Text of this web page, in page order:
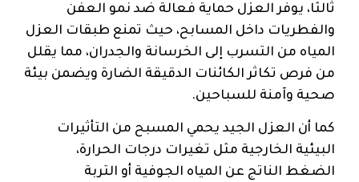
ثالثًا، يوفر العزل حماية فعالة ضد نمو العفن
والفطريات داخل المسابح، حيث تمنع طبقات العزل
المياه من التسرب إلى الخرسانة والجدران، مما يقلل
من فرص تكاثر الكائنات الدقيقة الضارة ويضمن بيئة
صحية وآمنة للسباحين.
كما أن العزل الجيد يحمي المسبح من التأثيرات
البيئية الخارجية مثل تغيرات درجات الحرارة،
الضغط الناتج عن المياه الجوفية أو التربة